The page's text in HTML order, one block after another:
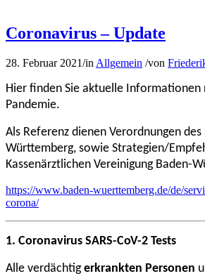
Coronavirus – Update
28. Februar 2021/in Allgemein /von
Hier finden Sie aktuelle Informationen
Pandemie.
Als Referenz dienen Verordnungen des
Württemberg, sowie Strategien/
Kassenärztlichen Vereinigung Baden-
https://www.baden-wuerttemberg.de/de/
corona/
1. Coronavirus SARS-CoV-2 Tests
Alle verdächtigerkrankten Personen